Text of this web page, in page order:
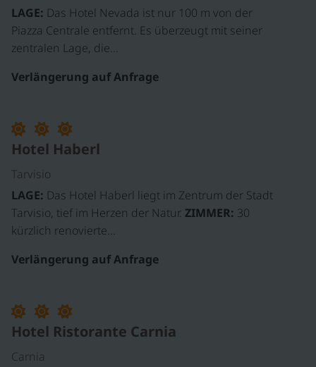
LAGE: Das Hotel Nevada ist nur 100 m von der
Piazza Centrale entfernt. Es überzeugt mit seiner
zentralen Lage, die…
Verlängerung auf Anfrage
Hotel Haberl
Tarvisio
LAGE: Das Hotel Haberl liegt im Zentrum der Stadt
Tarvisio, tief im Herzen der Natur. ZIMMER: 30
kürzlich renovierte…
Verlängerung auf Anfrage
Hotel Ristorante Carnia
Carnia